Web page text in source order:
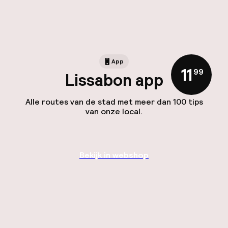
App
Lissabon app
Alle routes van de stad met meer dan 100 tips
van onze local.
11 ,99
Bekijk in webshop